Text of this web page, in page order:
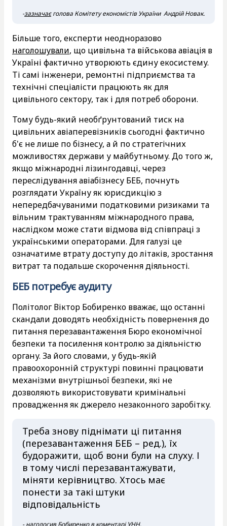
-зазначаєголова Комітету економістів України Андрій Новак.
Більше того, експерти неодноразово
наголошували, що цивільна та військова авіація в
Україні фактично утворюють єдину екосистему.
Ті самі інженери, ремонтні підприємства та
технічні спеціалісти працюють як для
цивільного сектору, так і для потреб оборони.
Тому будь-який необґрунтований тиск на
цивільних авіаперевізників сьогодні фактично
б'є не лише по бізнесу, а й по стратегічних
можливостях держави у майбутньому. До того ж,
якщо міжнародні лізингодавці, через
переслідування авіабізнесу БЕБ, почнуть
розглядати Україну як юрисдикцію з
непередбачуваними податковими ризиками та
вільним трактуванням міжнародного права,
наслідком може стати відмова від співпраці з
українськими операторами. Для галузі це
означатиме втрату доступу до літаків, зростання
витрат та подальше скорочення діяльності.
БЕБ потребує аудиту
Політолог Віктор Бобиренко вважає, що останні
скандали доводять необхідність повернення до
питання перезавантаження Бюро економічної
безпеки та посилення контролю за діяльністю
органу. За його словами, у будь-якій
правоохоронній структурі повинні працювати
механізми внутрішньої безпеки, які не
дозволяють використовувати кримінальні
провадження як джерело незаконного заробітку.
Треба знову піднімати ці питання
(перезавантаження БЕБ – ред.), їх
будоражити, щоб вони були на слуху. І
в тому числі перезавантажувати,
міняти керівництво. Хтось має
понести за такі штуки
відповідальність
- наголосив Бобиренко в коментарі УНН.